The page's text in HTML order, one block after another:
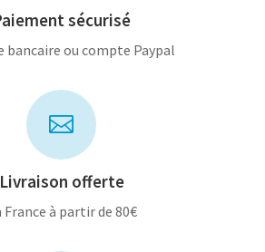
sécurisé
bancaire ou compte Paypal

Livraison offerte
France à partir de 80€